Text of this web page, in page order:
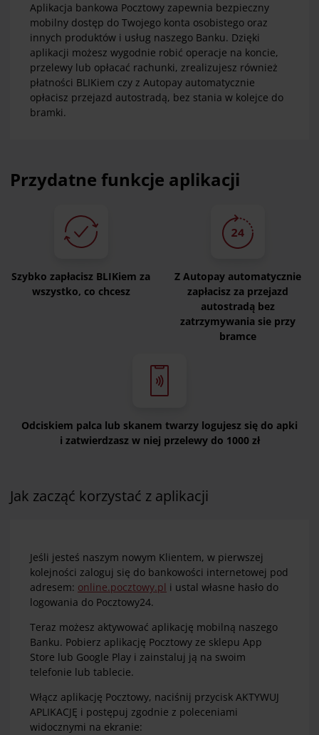
Aplikacja bankowa Pocztowy zapewnia bezpieczny
mobilny dostęp do Twojego konta osobistego oraz
innych produktów i usług naszego Banku. Dzięki
aplikacji możesz wygodnie robić operacje na koncie,
przelewy lub opłacać rachunki, zrealizujesz również
płatności BLIKiem czy z Autopay automatycznie
opłacisz przejazd autostradą, bez stania w kolejce do
bramki.
Przydatne funkcje aplikacji
Szybko zapłacisz BLIKiem za
wszystko, co chcesz
Z Autopay automatycznie
zapłacisz za przejazd
autostradą bez
zatrzymywania sie przy
bramce
Odciskiem palca lub skanem twarzy logujesz się do apki
i zatwierdzasz w niej przelewy do 1000 zł
Jak zacząć korzystać z aplikacji
Jeśli jesteś naszym nowym Klientem, w pierwszej
kolejności zaloguj się do bankowości internetowej pod
adresem: online.pocztowy.pl i ustal własne hasło do
logowania do Pocztowy24.
Teraz możesz aktywować aplikację mobilną naszego
Banku. Pobierz aplikację Pocztowy ze sklepu App
Store lub Google Play i zainstaluj ją na swoim
telefonie lub tablecie.
Włącz aplikację Pocztowy, naciśnij przycisk AKTYWUJ
APLIKACJĘ i postępuj zgodnie z poleceniami
widocznymi na ekranie: